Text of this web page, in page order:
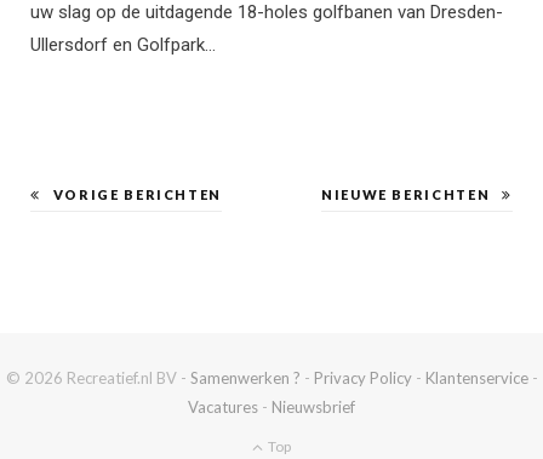
uw slag op de uitdagende 18-holes golfbanen van Dresden-
Ullersdorf en Golfpark…
VORIGE BERICHTEN NIEUWE BERICHTEN
© 2026 Recreatief.nl BV - Samenwerken ? - Privacy Policy- Klantenservice-
Vacatures - Nieuwsbrief
Top